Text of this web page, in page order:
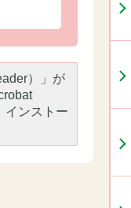
）」が
インストー